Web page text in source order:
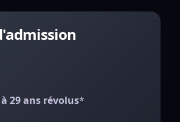
à 29 ans révolus*